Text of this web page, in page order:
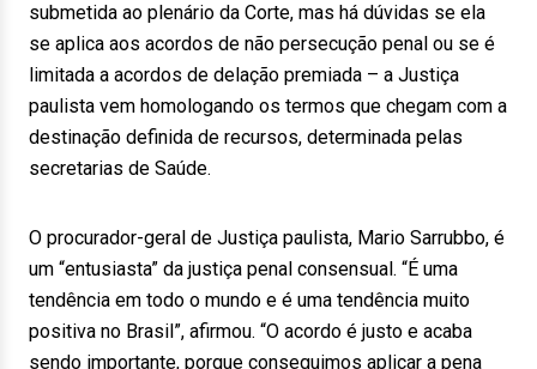
submetida ao plenário da Corte, mas há dúvidas se ela
se aplica aos acordos de não persecução penal ou se é
limitada a acordos de delação premiada – a Justiça
paulista vem homologando os termos que chegam com a
destinação definida de recursos, determinada pelas
secretarias de Saúde.
O procurador-geral de Justiça paulista, Mario Sarrubbo, é
um “entusiasta” da justiça penal consensual. “É uma
tendência em todo o mundo e é uma tendência muito
positiva no Brasil”, afirmou. “O acordo é justo e acaba
sendo importante, porque conseguimos aplicar a pena